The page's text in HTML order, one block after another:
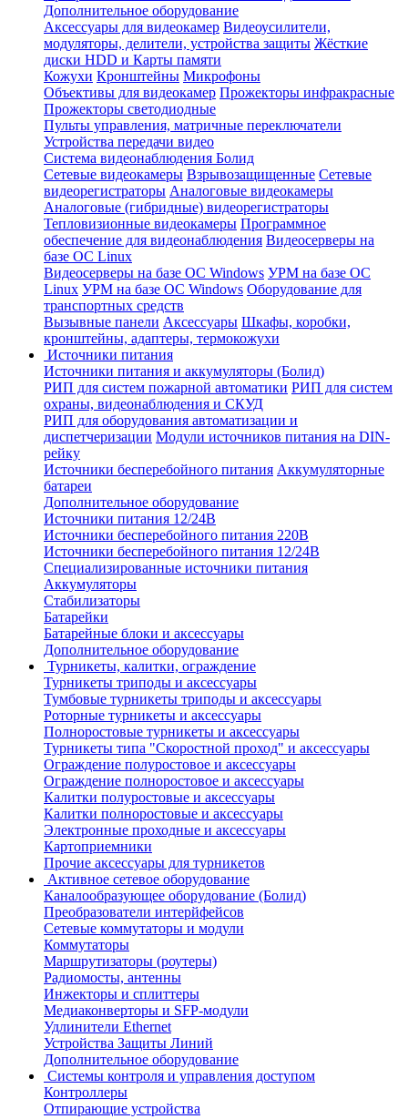
Дополнительное оборудование
Аксессуары для видеокамер Видеоусилители,
модуляторы, делители, устройства защиты Жёсткие
диски HDD и Карты памяти
Кожухи Кронштейны Микрофоны
Объективы для видеокамер Прожекторы инфракрасные
Прожекторы светодиодные
Пульты управления, матричные переключатели
Устройства передачи видео
Система видеонаблюдения Болид
Сетевые видеокамеры Взрывозащищенные Сетевые
видеорегистраторы Аналоговые видеокамеры
Аналоговые (гибридные) видеорегистраторы
Тепловизионные видеокамеры Программное
обеспечение для видеонаблюдения Видеосерверы на
базе ОС Linux
Видеосерверы на базе ОС Windows УРМ на базе ОС
Linux УРМ на базе ОС Windows Оборудование для
транспортных средств
Вызывные панели Аксессуары Шкафы, коробки,
кронштейны, адаптеры, термокожухи
Источники питания
Источники питания и аккумуляторы (Болид)
РИП для систем пожарной автоматики РИП для систем
охраны, видеонаблюдения и СКУД
РИП для оборудования автоматизации и
диспетчеризации Модули источников питания на DIN-
рейку
Источники бесперебойного питания Аккумуляторные
батареи
Дополнительное оборудование
Источники питания 12/24В
Источники бесперебойного питания 220В
Источники бесперебойного питания 12/24В
Специализированные источники питания
Аккумуляторы
Стабилизаторы
Батарейки
Батарейные блоки и аксессуары
Дополнительное оборудование
Турникеты, калитки, ограждение
Турникеты триподы и аксессуары
Тумбовые турникеты триподы и аксессуары
Роторные турникеты и аксессуары
Полноростовые турникеты и аксессуары
Турникеты типа "Скоростной проход" и аксессуары
Ограждение полуростовое и аксессуары
Ограждение полноростовое и аксессуары
Калитки полуростовые и аксессуары
Калитки полноростовые и аксессуары
Электронные проходные и аксессуары
Картоприемники
Прочие аксессуары для турникетов
Активное сетевое оборудование
Каналообразующее оборудование (Болид)
Преобразователи интерйфейсов
Сетевые коммутаторы и модули
Коммутаторы
Маршрутизаторы (роутеры)
Радиомосты, антенны
Инжекторы и сплиттеры
Медиаконверторы и SFP-модули
Удлинители Ethernet
Устройства Защиты Линий
Дополнительное оборудование
Системы контроля и управления доступом
Контроллеры
Отпирающие устройства